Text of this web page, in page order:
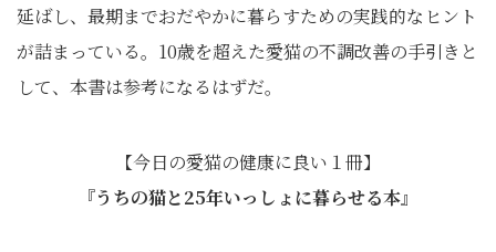
延ばし、最期までおだやかに暮らすための実践的なヒント
が詰まっている。10歳を超えた愛猫の不調改善の手引きと
して、本書は参考になるはずだ。
【今日の愛猫の健康に良い１冊】
『うちの猫と25年いっしょに暮らせる本』